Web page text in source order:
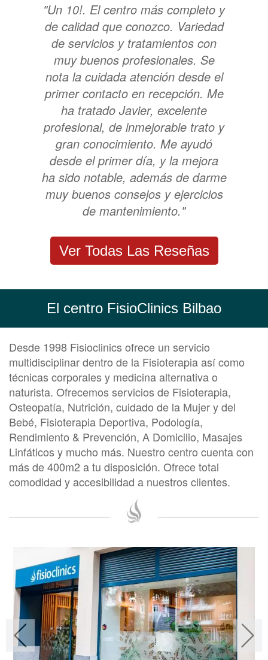
"Un 10!. El centro más completo y
de calidad que conozco. Variedad
de servicios y tratamientos con
muy buenos profesionales. Se
nota la cuidada atención desde el
primer contacto en recepción. Me
ha tratado Javier, excelente
profesional, de inmejorable trato y
gran conocimiento. Me ayudó
desde el primer día, y la mejora
ha sido notable, además de darme
muy buenos consejos y ejercicios
de mantenimiento."
Ver Todas Las Reseñas
El centro FisioClinics Bilbao
Desde 1998 Fisioclinics ofrece un servicio
multidisciplinar dentro de la Fisioterapia así como
técnicas corporales y medicina alternativa o
naturista. Ofrecemos servicios de Fisioterapia,
Osteopatía, Nutrición, cuidado de la Mujer y del
Bebé, Fisioterapia Deportiva, Podología,
Rendimiento & Prevención, A Domicilio, Masajes
Linfáticos y mucho más. Nuestro centro cuenta con
más de 400m2 a tu disposición. Ofrece total
comodidad y accesibilidad a nuestros clientes.